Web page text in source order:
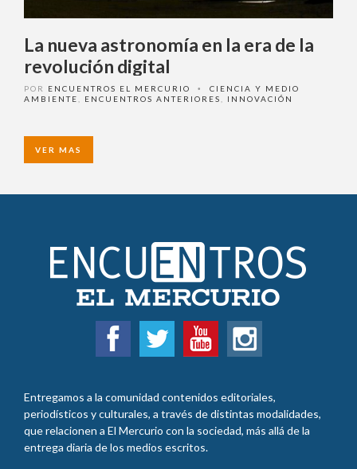
La nueva astronomía en la era de la
revolución digital
POR ENCUENTROS EL MERCURIO •
CIENCIA Y MEDIO
AMBIENTE
ENCUENTROS ANTERIORES INNOVACIÓN
VER MAS
Entregamos a la comunidad contenidos editoriales,
periodísticos y culturales, a través de distintas modalidades,
que relacionen a El Mercurio con la sociedad, más allá de la
entrega diaria de los medios escritos.